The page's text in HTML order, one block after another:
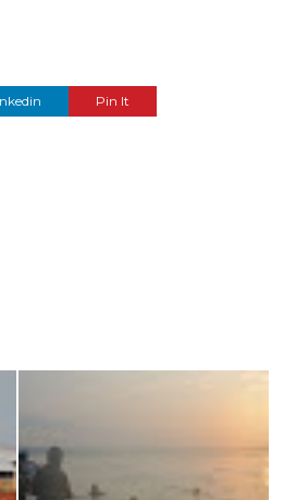
Pin It